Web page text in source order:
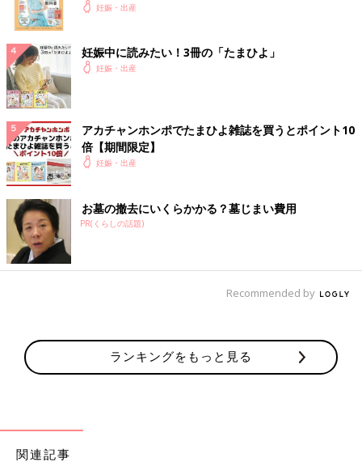
【エピソード】
色々な方から、呼びやすい、覚えやすい、可愛いらしいねって言
われます！
私は入れたい漢字が決まっていたので、その字を入れた名前で考
えました。
桜子（さくらこ）
【名前の由来】
桜のように多くの人に愛される人になって欲しいという願いを込
めました。
【こだわりポイント】
誰でも読める名前にしました。
す。
璃子（りこ）
主人が考えてくれました。当初の予定日が12月だったため誕生石
である青い宝石の意味をこめたらしいですが、出産が早まってし
妊娠・出産
妊娠中に読みたい！3冊の「たまひよ」
妊娠・出産
アカチャンホンポでたまひよ雑誌を買うとポイント10
倍【期間限定】
妊娠・出産
お墓の撤去にいくらかかる？墓じまい費用
PR(くらしの話題)
Recommended by
ランキングをもっと見る
関連記事